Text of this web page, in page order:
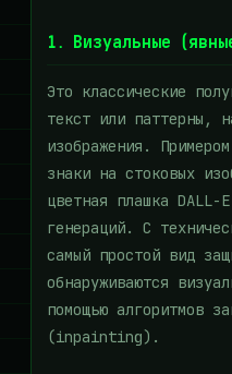
1. Визуальные
Это классические
текст или паттерны,
изображения.
знаки на стоковых
цветная плашка
генераций. С
самый простой вид
обнаруживаются
помощью алгоритмов
(inpainting).